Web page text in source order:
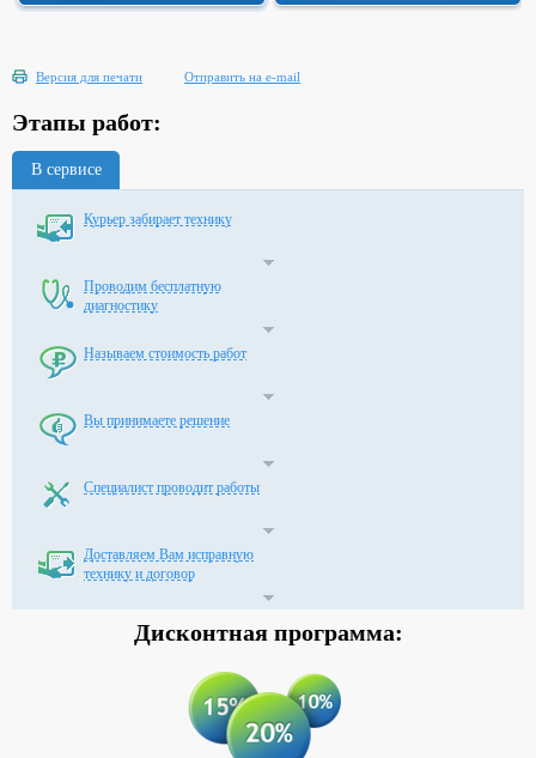
Версия для печати Отправить на e-mail
Этапы работ:
В сервисе
Курьер забирает технику
Проводим бесплатную
диагностику
Называем стоимость работ
Вы принимаете решение
Специалист проводит работы
Доставляем Вам исправную
технику и договор
Дисконтная программа: